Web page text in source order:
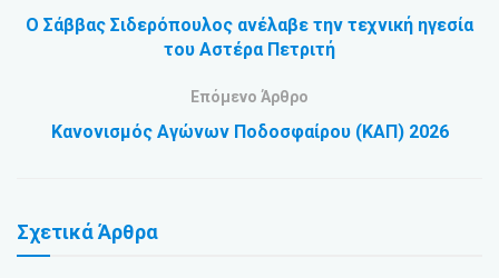
Ο Σάββας Σιδερόπουλος ανέλαβε την τεχνική ηγεσία
του Αστέρα Πετριτή
Επόμενο Άρθρο
Κανονισμός Αγώνων Ποδοσφαίρου (ΚΑΠ) 2026
ΣχετικάΆρθρα